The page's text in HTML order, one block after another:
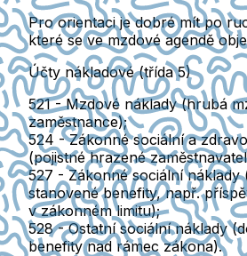
Pro orientaci je dobré mít po
které se vemzdové agendě
Účty nákladové (třída 5)
521- Mzdové náklady (hrubá
zaměstnance);
524 - Zákonné sociální a
(pojistné hrazené
527 - Zákonné sociální náklady
stanovené benefity, např.
v zákonném limitu);
528- Ostatní sociální náklady
benefity nad rámec zákona).